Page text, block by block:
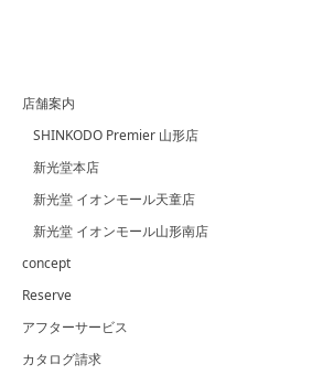
店舗案内
SHINKODO Premier 山形店
新光堂本店
新光堂 イオンモール天童店
新光堂 イオンモール山形南店
concept
Reserve
アフターサービス
カタログ請求